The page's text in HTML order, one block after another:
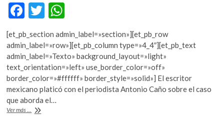
F
e
b
o
o
k
T
w
itt
er
h
at
s
A
p
[et_pb_section admin_label=»section»][et_pb_row
admin_label=»row»][et_pb_column type=»4_4″][et_pb_text
admin_label=»Texto» background_layout=»light»
text_orientation=»left» use_border_color=»off»
border_color=»#ffffff» border_style=»solid»] El escritor
mexicano platicó con el periodista Antonio Caño sobre el caso
que aborda el…
Ver más ... Volpi